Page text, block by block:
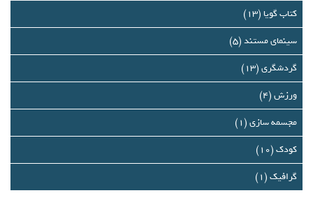
کودک
درباره ما
تماس با ما
سبد خرید شما خالی است
سبد خرید
ورود
کتاب گویا (13)
سینمای مستند (5)
گردشگری (13)
ورزش (4)
مجسمه سازی (1)
کودک (10)
گرافيك (1)